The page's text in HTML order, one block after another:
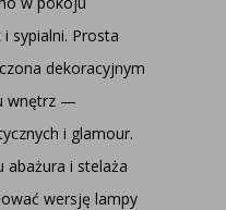
sypialni. Prosta
dekoracyjnym
wnętrz —
i glamour.
i stelaża
wersję lampy